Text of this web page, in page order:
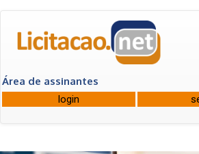
Área de assinantes